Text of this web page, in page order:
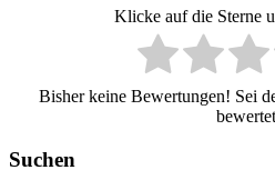
Klicke auf die Sterne
Bisher keine Bewertungen! Sei
Suchen